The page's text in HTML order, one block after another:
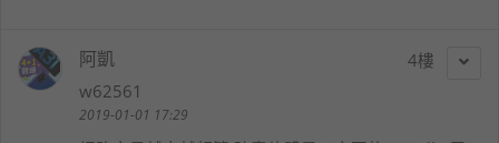
4
阿凱
w62561
2019-01-01 17:29